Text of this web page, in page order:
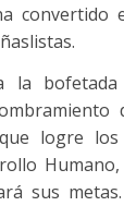
convertido
la
logre
sus